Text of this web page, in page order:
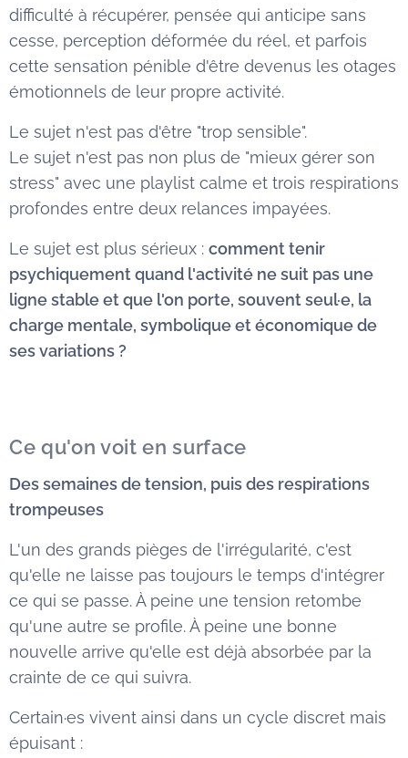
difficulté à récupérer, pensée qui anticipe sans
cesse, perception déformée du réel, et parfois
cette sensation pénible d'être devenus les otages
émotionnels de leur propre activité.
Le sujet n'est pas d'être "trop sensible".
Le sujet n'est pas non plus de "mieux gérer son
stress" avec une playlist calme et trois respirations
profondes entre deux relances impayées.
Le sujet est plus sérieux : comment tenir
psychiquement quand l'activité ne suit pas une
ligne stable et que l'on porte, souvent seul·e, la
charge mentale, symbolique et économique de
ses variations ?
Ce qu'on voit en surface
Des semaines de tension, puis des respirations
trompeuses
L'un des grands pièges de l'irrégularité, c'est
qu'elle ne laisse pas toujours le temps d'intégrer
ce qui se passe. À peine une tension retombe
qu'une autre se profile. À peine une bonne
nouvelle arrive qu'elle est déjà absorbée par la
crainte de ce qui suivra.
Certain·es vivent ainsi dans un cycle discret mais
épuisant :